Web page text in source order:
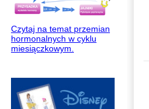
Czytaj na temat przemian
hormonalnych w cyklu
miesiączkowym.